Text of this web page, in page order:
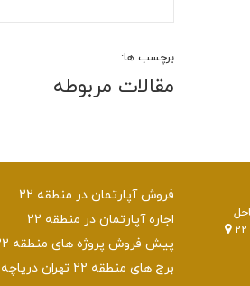
برچسب ها:
مقالات مربوطه
فروش آپارتمان در منطقه 22
اجاره آپارتمان در منطقه 22
پیش فروش پروژه های منطقه 22
برج های منطقه 22 تهران دریاچه چیتگر